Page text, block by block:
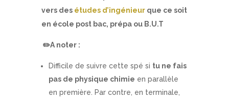
vers des études d’ingénieurque ce soit
en école post bac, prépa ou B.U.T
✏️A noter :
Difficile de suivre cette spé si tu ne fais
pas de physique chimie en parallèle
en première. Par contre, en terminale,